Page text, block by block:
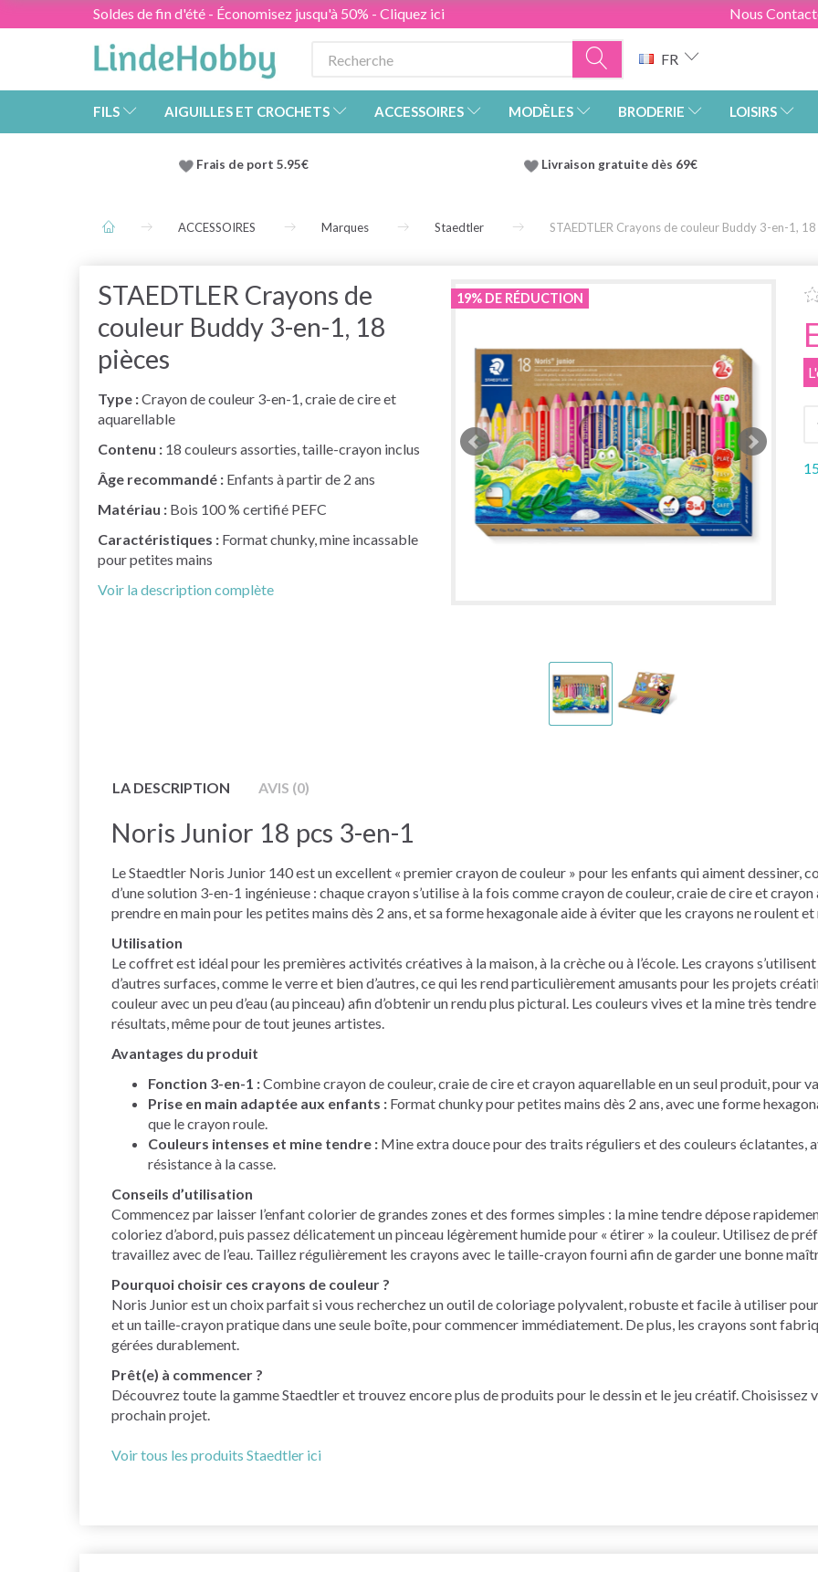
Soldes de fin d'été - Économisez jusqu'à 50% - Cliquez ici Nous
FR
FILS AIGUILLES ET CROCHETS ACCESSOIRES MODÈLES BRODERIE LOISIRS
Frais de port 5.95€ Livraison gratuite dès 69€
ACCESSOIRES Marques Staedtler STAEDTLER Crayons de couleur Buddy 3-en-1,
STAEDTLER Crayons de
couleur Buddy 3-en-1, 18
pièces
Type :Crayon de couleur 3-en-1, craie de cire et
aquarellable
Contenu : 18 couleurs assorties, taille-crayon inclus
Âge recommandé : Enfants à partir de 2 ans
Matériau : Bois 100 % certifié PEFC
Caractéristiques : Format chunky, mine incassable
pour petites mains
Voir la description complète
19% DE RÉDUCTION
LA DESCRIPTION AVIS (0)
Noris Junior 18 pcs 3-en-1
Le Staedtler Noris Junior 140 est un excellent « premier crayon de couleur » pour les enfants qui aiment dessiner,
d’une solution 3-en-1 ingénieuse : chaque crayon s’utilise à la fois comme crayon de couleur, craie de cire et
prendre en main pour les petites mains dès 2 ans, et sa forme hexagonale aide à éviter que les crayons ne roulent
Utilisation
Le coffret est idéal pour les premières activités créatives à la maison, à la crèche ou à l’école. Les crayons
d’autres surfaces, comme le verre et bien d’autres, ce qui les rend particulièrement amusants pour les projets
couleur avec un peu d’eau (au pinceau) afin d’obtenir un rendu plus pictural. Les couleurs vives et la mine très
résultats, même pour de tout jeunes artistes.
Avantages du produit
Fonction 3-en-1 :Combine crayon de couleur, craie de cire et crayon aquarellable en un seul produit, pour
Prise en main adaptée aux enfants : Format chunky pour petites mains dès 2 ans, avec une forme
que le crayon roule.
Couleurs intenses et mine tendre : Mine extra douce pour des traits réguliers et des couleurs éclatantes,
résistance à la casse.
Conseils d’utilisation
Commencez par laisser l’enfant colorier de grandes zones et des formes simples : la mine tendre dépose
coloriez d’abord, puis passez délicatement un pinceau légèrement humide pour « étirer » la couleur. Utilisez de
travaillez avec de l’eau. Taillez régulièrement les crayons avec le taille-crayon fourni afin de garder une bonne
Pourquoi choisir ces crayons de couleur ?
Noris Junior est un choix parfait si vous recherchez un outil de coloriage polyvalent, robuste et facile à utiliser
et un taille-crayon pratique dans une seule boîte, pour commencer immédiatement. De plus, les crayons sont
gérées durablement.
Prêt(e) à commencer ?
Découvrez toute la gamme Staedtler et trouvez encore plus de produits pour le dessin et le jeu créatif.
prochain projet.
Voir tous les produits Staedtler ici